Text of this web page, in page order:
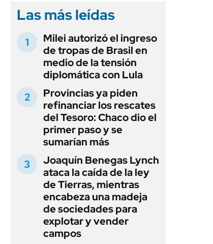
Las más leídas
Milei autorizó el ingreso
de tropas de Brasil en
medio de la tensión
diplomática con Lula
Provincias ya piden
refinanciar los rescates
del Tesoro: Chaco dio el
primer paso y se
sumarían más
Joaquín Benegas Lynch
ataca la caída de la ley
de Tierras, mientras
encabeza una madeja
de sociedades para
explotar y vender
campos